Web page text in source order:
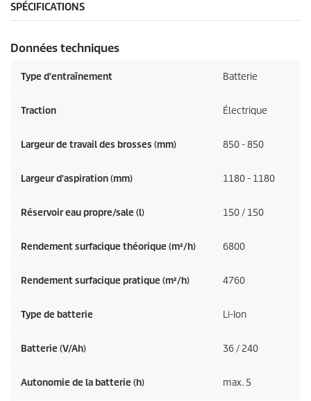
SPÉCIFICATIONS
Données techniques
Type d'entraînement Batterie
Traction Électrique
Largeur de travail des brosses (mm) 850 - 850
Largeur d'aspiration (mm) 1180 - 1180
Réservoir eau propre/sale (l) 150 / 150
Rendement surfacique théorique (m²/h) 6800
Rendement surfacique pratique (m²/h) 4760
Type de batterie Li-Ion
Batterie (V/Ah) 36 / 240
Autonomie de la batterie (h) max. 5